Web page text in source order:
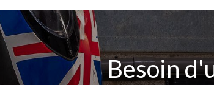
Besoin